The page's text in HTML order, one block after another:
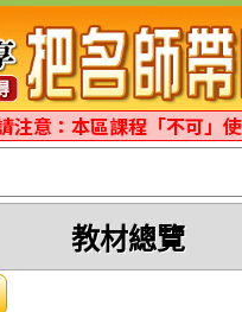
注意：本區課程「不可」
教材總覽